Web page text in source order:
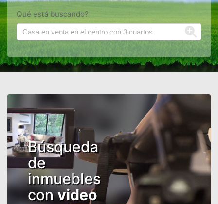
Qué está buscando?
Búsqueda
de
inmuebles
convideo